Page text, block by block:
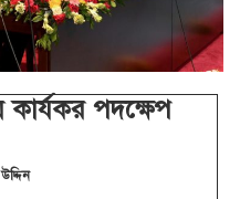
পদক্ষেপ